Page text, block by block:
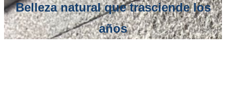
Belleza natural que trasciende los
años